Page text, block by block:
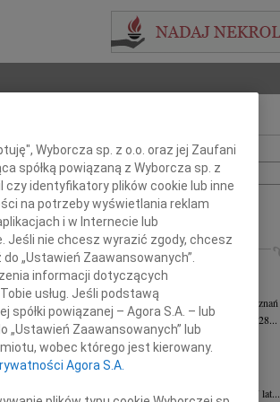
Imię i nazwisko lub numer ogłoszenia:
+ szukanie zaawansowane
INNE NEKROLOGI
Tadeusz Kotłowski 05.08.2026
Z ogromnym żalem i bólem w sercu...
Krystyna Kowandywiek: 93
Poznań
Z głębokim żalem zawiadamiamy, że w dniu 28...
Krystyna Janowicz
24.07.2026
"Pan jest Pasterzem moim, niczego mi nie...
Zbigniew Zygmunt
W dniu 9 lipca 2026 roku, zmarł w wieku 87 lat...
Wyborcza sp. z o.o. oraz jej Zaufani
spółką powiązaną z Wyborcza sp. z
czy identyfikatory plików cookie lub inne
na potrzeby wyświetlania reklam
i w Internecie lub
Jeśli nie chcesz wyrazić zgody, chcesz
„Ustawień Zaawansowanych”.
informacji dotyczących
usług. Jeśli podstawą
powiązanej – Agora S.A. – lub
Zaawansowanych” lub
wobec którego jest kierowany.
Agora S.A.